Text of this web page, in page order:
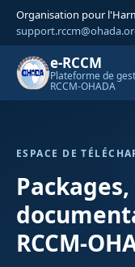
Organisation pour
e-RCCM
Plateforme de
RCCM-OHADA
Rechercher dans
ESPACE DE
RCCM-